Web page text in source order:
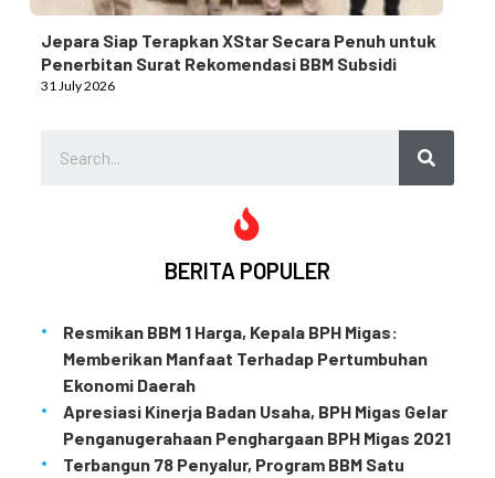
Jepara Siap Terapkan XStar Secara Penuh untuk
Penerbitan Surat Rekomendasi BBM Subsidi
31 July 2026
BERITA POPULER
Resmikan BBM 1 Harga, Kepala BPH Migas:
Memberikan Manfaat Terhadap Pertumbuhan
Ekonomi Daerah
Apresiasi Kinerja Badan Usaha, BPH Migas Gelar
Penganugerahaan Penghargaan BPH Migas 2021
Terbangun 78 Penyalur, Program BBM Satu